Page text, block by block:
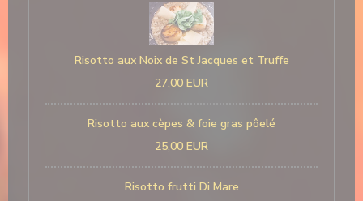
Risotto aux Noix de St Jacques et Truffe
27,00 EUR
Risotto aux cèpes & foie gras pôelé
25,00 EUR
Risotto frutti Di Mare